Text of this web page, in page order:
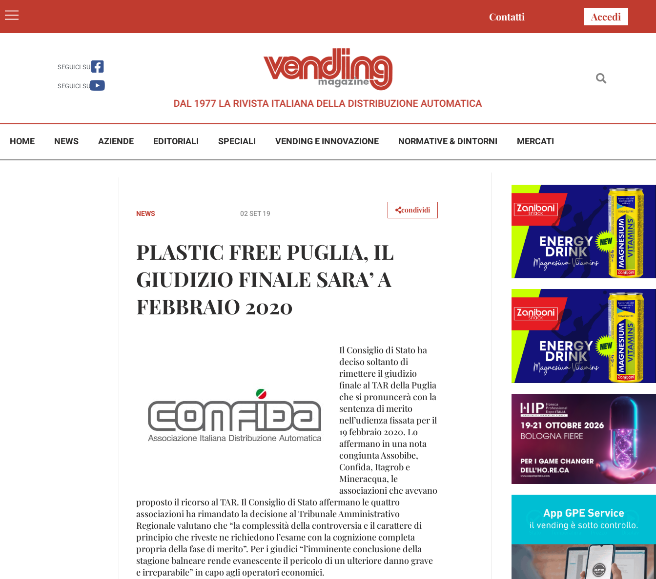
Contatti Accedi
SEGUICI SU
SEGUICI SU
HOME NEWS AZIENDE EDITORIALI SPECIALI VENDING E INNOVAZIONE NORMATIVE & DINTORNI MERCATI
NEWS 02 SET 19 condividi
PLASTIC FREE PUGLIA, IL
GIUDIZIO FINALE SARA’ A
FEBBRAIO 2020
Il Consiglio di Stato ha
deciso soltanto di
rimettere il giudizio
finale al TAR della Puglia
che si pronuncerà con la
sentenza di merito
nell’udienza fissata per il
19 febbraio 2020. Lo
affermano in una nota
congiunta Assobibe,
Confida, Itagrob e
Mineracqua, le
associazioni che avevano
proposto il ricorso al TAR. Il Consiglio di Stato affermano le quattro
associazioni ha rimandato la decisione al Tribunale Amministrativo
Regionale valutano che “la complessità della controversia e il carattere di
principio che riveste ne richiedono l’esame con la cognizione completa
propria della fase di merito”. Per i giudici “l’imminente conclusione della
stagione balneare rende evanescente il pericolo di un ulteriore danno grave
e irreparabile” in capo agli operatori economici.